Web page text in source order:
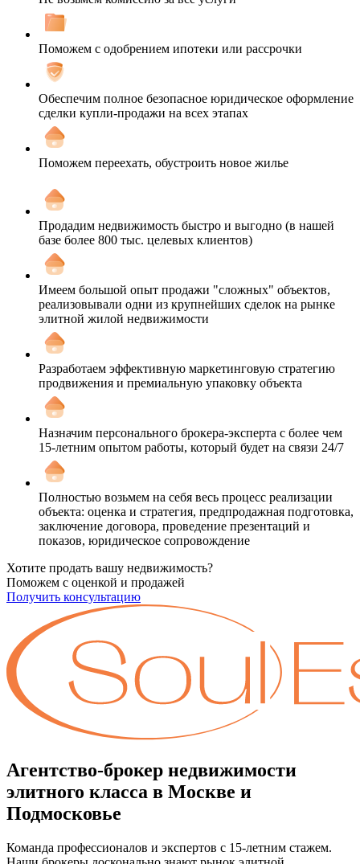
Поможем с одобрением ипотеки или рассрочки
Обеспечим полное безопасное юридическое оформление
сделки купли-продажи на всех этапах
Поможем переехать, обустроить новое жилье
Продадим недвижимость быстро и выгодно (в нашей
базе более 800 тыс. целевых клиентов)
Имеем большой опыт продажи "сложных" объектов,
реализовывали одни из крупнейших сделок на рынке
элитной жилой недвижимости
Разработаем эффективную маркетинговую стратегию
продвижения и премиальную упаковку объекта
Назначим персонального брокера-эксперта с более чем
15-летним опытом работы, который будет на связи 24/7
Полностью возьмем на себя весь процесс реализации
объекта: оценка и стратегия, предпродажная подготовка,
заключение договора, проведение презентаций и
показов, юридическое сопровождение
Хотите продать вашу недвижимость?
Поможем с оценкой и продажей
Получить консультацию
Агентство-брокер недвижимости
элитного класса в Москве и
Подмосковье
Команда профессионалов и экспертов с 15-летним стажем.